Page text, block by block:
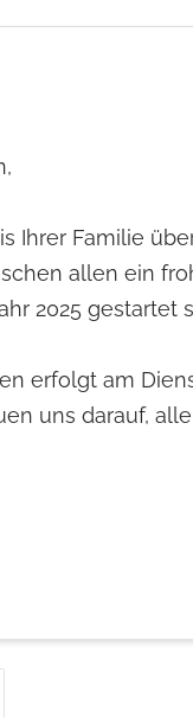
Ihrer Familie
allen ein
2025 gestartet
erfolgt am
uns darauf,